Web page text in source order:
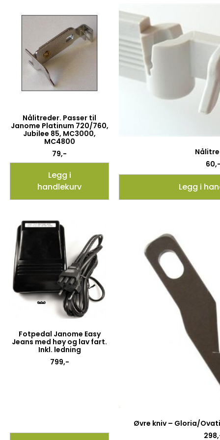
Nålitreder. Passer til
Janome Platinum 720/760,
Jubilee 85, MC3000,
MC4800
79,-
Legg i
handlekurv
60
Legg i
Fotpedal Janome Easy
Jeans med høy og lav fart.
Inkl. ledning
799,-
Øvre kniv – Gloria/
298